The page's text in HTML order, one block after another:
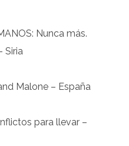
Nunca más.
Siria
Malone – España
para llevar –